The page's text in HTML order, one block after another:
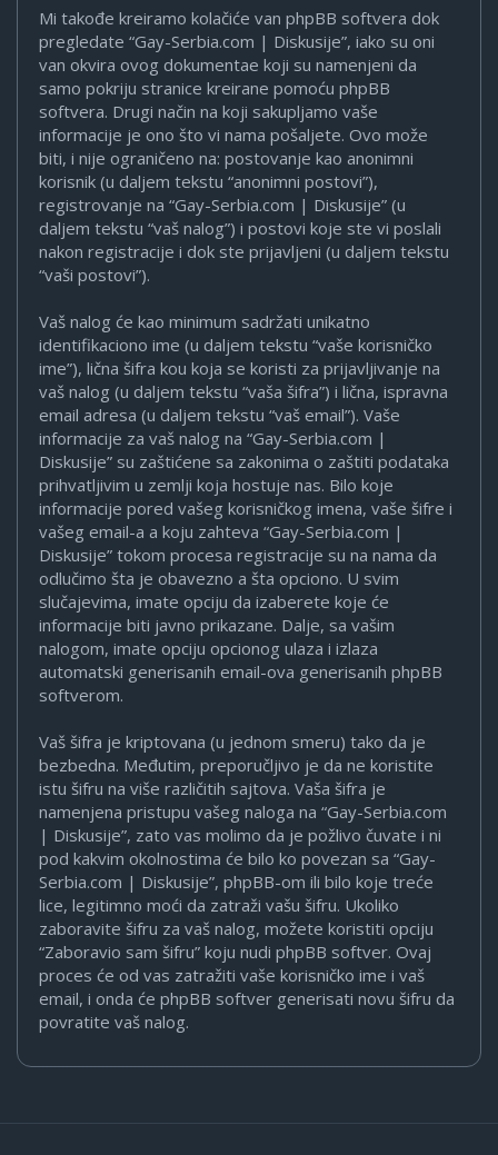
Mi takođe kreiramo kolačiće van phpBB softvera dok
pregledate “Gay-Serbia.com | Diskusije”, iako su oni
van okvira ovog dokumentae koji su namenjeni da
samo pokriju stranice kreirane pomoću phpBB
softvera. Drugi način na koji sakupljamo vaše
informacije je ono što vi nama pošaljete. Ovo može
biti, i nije ograničeno na: postovanje kao anonimni
korisnik (u daljem tekstu “anonimni postovi”),
registrovanje na “Gay-Serbia.com | Diskusije” (u
daljem tekstu “vaš nalog”) i postovi koje ste vi poslali
nakon registracije i dok ste prijavljeni (u daljem tekstu
“vaši postovi”).
Vaš nalog će kao minimum sadržati unikatno
identifikaciono ime (u daljem tekstu “vaše korisničko
ime”), lična šifra kou koja se koristi za prijavljivanje na
vaš nalog (u daljem tekstu “vaša šifra”) i lična, ispravna
email adresa (u daljem tekstu “vaš email”). Vaše
informacije za vaš nalog na “Gay-Serbia.com |
Diskusije” su zaštićene sa zakonima o zaštiti podataka
prihvatljivim u zemlji koja hostuje nas. Bilo koje
informacije pored vašeg korisničkog imena, vaše šifre i
vašeg email-a a koju zahteva “Gay-Serbia.com |
Diskusije” tokom procesa registracije su na nama da
odlučimo šta je obavezno a šta opciono. U svim
slučajevima, imate opciju da izaberete koje će
informacije biti javno prikazane. Dalje, sa vašim
nalogom, imate opciju opcionog ulaza i izlaza
automatski generisanih email-ova generisanih phpBB
softverom.
Vaš šifra je kriptovana (u jednom smeru) tako da je
bezbedna. Međutim, preporučljivo je da ne koristite
istu šifru na više različitih sajtova. Vaša šifra je
namenjena pristupu vašeg naloga na “Gay-Serbia.com
| Diskusije”, zato vas molimo da je požlivo čuvate i ni
pod kakvim okolnostima će bilo ko povezan sa “Gay-
Serbia.com | Diskusije”, phpBB-om ili bilo koje treće
lice, legitimno moći da zatraži vašu šifru. Ukoliko
zaboravite šifru za vaš nalog, možete koristiti opciju
“Zaboravio sam šifru” koju nudi phpBB softver. Ovaj
proces će od vas zatražiti vaše korisničko ime i vaš
email, i onda će phpBB softver generisati novu šifru da
povratite vaš nalog.